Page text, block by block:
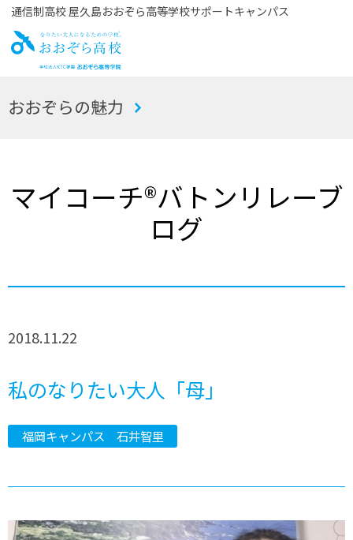
通信制高校 屋久島おおぞら高等学校サポートキャンパス
お
おおぞらの魅力
マイコーチ®バトンリレーブ
ログ
2018.11.22
私のなりたい大人「母」
福岡キャンパス 石井智里